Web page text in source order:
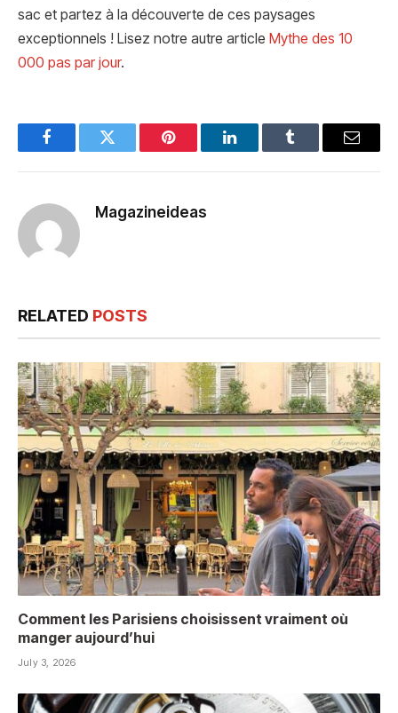
sac et partez à la découverte de ces paysages
exceptionnels ! Lisez notre autre article Mythe des 10
000 pas par jour.
FacebookTwitter Pinterest LinkedInTumblr Email
Magazineideas
RELATED POSTS
Comment les Parisiens choisissent vraiment où
manger aujourd’hui
July 3, 2026